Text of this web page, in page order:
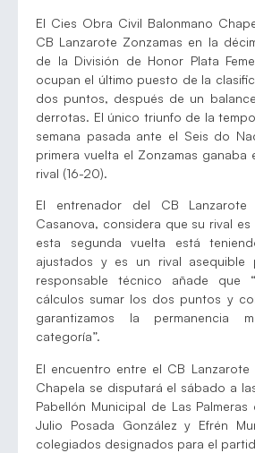
El Cies Obra Civil Balonmano
CB Lanzarote Zonzamas en la
de la División de Honor Plata
ocupan el último puesto de la
dos puntos, después de un
derrotas. El único triunfo de la
semana pasada ante el Seis do
primera vuelta el Zonzamas ganaba
rival (16-20).
El entrenador del CB Lanzarote
Casanova, considera que su rival
esta segunda vuelta está
ajustados y es un rival asequible
responsable técnico añade que
cálculos sumar los dos puntos y
garantizamos la permanencia
categoría”.
El encuentro entre el CB Lanzarote
Chapela se disputará el sábado a
Pabellón Municipal de Las
Julio Posada González y Efrén
colegiados designados para el